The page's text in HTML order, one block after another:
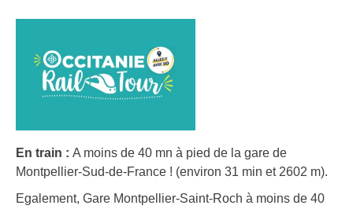
En train : A moins de 40 mn à pied de la gare de
Montpellier-Sud-de-France ! (environ 31 min et 2602 m).
Egalement, Gare Montpellier-Saint-Roch à moins de 40